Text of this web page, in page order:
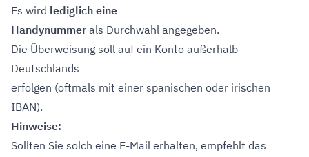
Es wird lediglich eine
Handynummer als Durchwahl angegeben.
Die Überweisung soll auf ein Konto außerhalb
Deutschlands
erfolgen (oftmals mit einer spanischen oder irischen
IBAN).
Hinweise:
Sollten Sie solch eine E-Mail erhalten, empfehlt das